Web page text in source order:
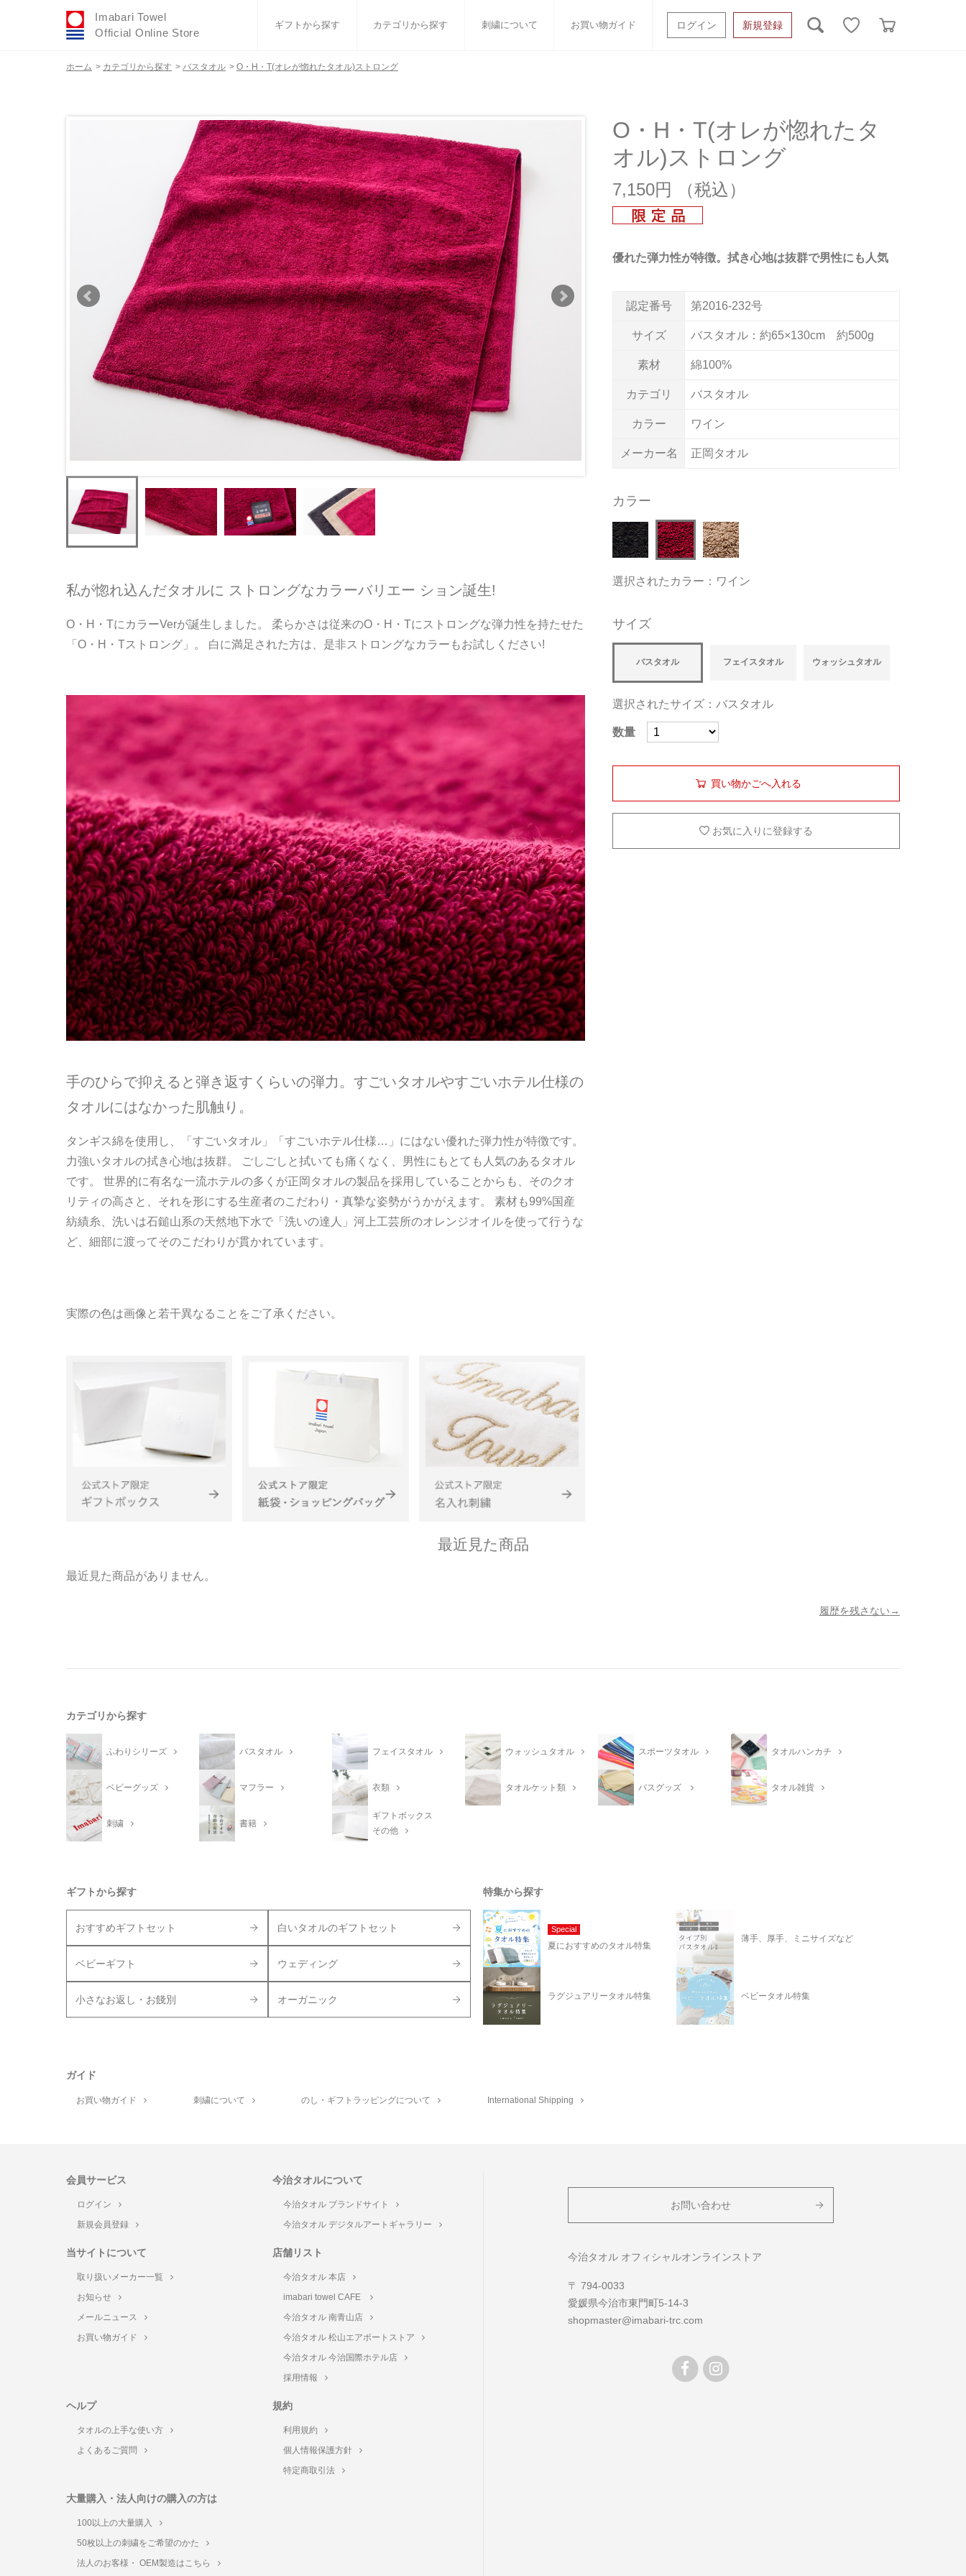
Imabari Towel
Official Online Store
ギフトから探す カテゴリから探す 刺繍について お買い物ガイド ログイン 新規登録
ウェディング オーガニック
タオルハンカチ 衣類 タオルケット類
バスグッズ タオル雑貨 刺繍 書籍 ギフトボックスその他
ホーム > カテゴリから探す > バスタオル > O・H・T(オレが惚れたタオル)ストロング
私が惚れ込んだタオルに ストロングなカラーバリエー ション誕生!
O・H・TにカラーVerが誕生しました。 柔らかさは従来のO・H・Tにストロングな弾力性を持たせた
「O・H・Tストロング」。 白に満足された方は、是非ストロングなカラーもお試しください!
手のひらで抑えると弾き返すくらいの弾力。すごいタオルやすごいホテル仕様の
タオルにはなかった肌触り。
タンギス綿を使用し、「すごいタオル」「すごいホテル仕様…」にはない優れた弾力性が特徴です。
力強いタオルの拭き心地は抜群。 ごしごしと拭いても痛くなく、男性にもとても人気のあるタオル
です。 世界的に有名な一流ホテルの多くが正岡タオルの製品を採用していることからも、そのクオ
リティの高さと、それを形にする生産者のこだわり・真摯な姿勢がうかがえます。 素材も99%国産
紡績糸、洗いは石鎚山系の天然地下水で「洗いの達人」河上工芸所のオレンジオイルを使って行うな
ど、細部に渡ってそのこだわりが貫かれています。
実際の色は画像と若干異なることをご了承ください。
優れた弾力性が特徴。拭き心地は抜群で男性にも人気
O・H・T(オレが惚れたタ
オル)ストロング
7,150円
認定番号 第2016-232号
サイズ バスタオル：約65×130cm 約500g
素材 綿100%
カテゴリ バスタオル
カラー ワイン
メーカー名 正岡タオル
カラー
選択されたカラー：ワイン
サイズ
バスタオル フェイスタオル ウォッシュタオル
選択されたサイズ：バスタオル
数量
買い物かごへ入れる
お気に入りに登録する
最近見た商品
最近見た商品がありません。
履歴を残さない
カテゴリから探す
ふわりシリーズ バスタオル フェイスタオル ウォッシュタオル スポーツタオル タオルハンカチ
ベビーグッズ マフラー 衣類 タオルケット類 バスグッズ タオル雑貨
刺繍 書籍
ギフトボックス
その他
ギフトから探す
おすすめギフトセット 白いタオルのギフトセット
ベビーギフト ウェディング
小さなお返し・お餞別 オーガニック
特集から探す
Special
夏におすすめのタオル特集
薄手、厚手、ミニサイズなど
ラグジュアリータオル特集 ベビータオル特集
ガイド
お買い物ガイド 刺繍について のし・ギフトラッピングについて International Shipping
会員サービス
ログイン
新規会員登録
今治タオルについて
今治タオル ブランドサイト
今治タオル デジタルアートギャラリー
当サイトについて
取り扱いメーカー一覧
お知らせ
メールニュース
お買い物ガイド
店舗リスト
今治タオル 本店
imabari towel CAFE
今治タオル 南青山店
今治タオル 松山エアポートストア
今治タオル 今治国際ホテル店
採用情報
ヘルプ
タオルの上手な使い方
よくあるご質問
規約
利用規約
個人情報保護方針
特定商取引法
大量購入・法人向けの購入の方は
100以上の大量購入
50枚以上の刺繍をご希望のかた
法人のお客様・ OEM製造はこちら
お問い合わせ
今治タオル オフィシャルオンラインストア
〒 794-0033
愛媛県今治市東門町5-14-3
shopmaster@imabari-trc.com